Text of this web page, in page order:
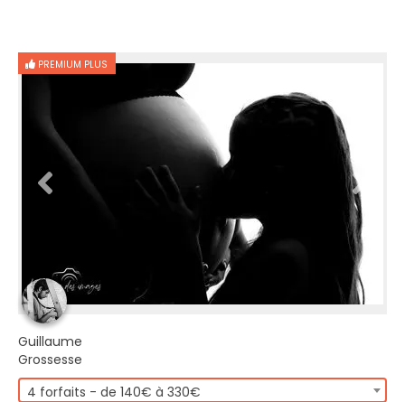
PREMIUM PLUS
Guillaume
Grossesse
4 forfaits - de 140€ à 330€